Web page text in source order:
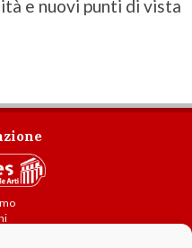
e nuovi punti di vista